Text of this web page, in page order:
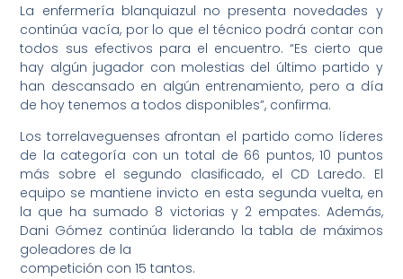
La enfermería blanquiazul no presenta novedades y
continúa vacía, por lo que el técnico podrá contar con
todos sus efectivos para el encuentro. “Es cierto que
hay algún jugador con molestias del último partido y
han descansado en algún entrenamiento, pero a día
de hoy tenemos a todos disponibles”, confirma.
Los torrelaveguenses afrontan el partido como líderes
de la categoría con un total de 66 puntos, 10 puntos
más sobre el segundo clasificado, el CD Laredo. El
equipo se mantiene invicto en esta segunda vuelta, en
la que ha sumado 8 victorias y 2 empates. Además,
Dani Gómez continúa liderando la tabla de máximos
goleadores de la
competición con 15 tantos.